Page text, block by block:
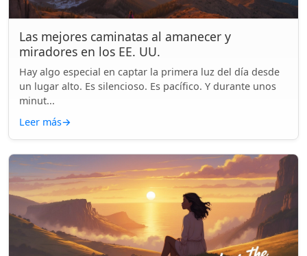
Las mejores caminatas al amanecer y
miradores en los EE. UU.
Hay algo especial en captar la primera luz del día desde
un lugar alto. Es silencioso. Es pacífico. Y durante unos
minut...
Leer más→